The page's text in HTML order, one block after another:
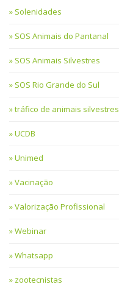
Solenidades
SOS Animais do Pantanal
SOS Animais Silvestres
SOS Rio Grande do Sul
tráfico de animais silvestres
UCDB
Unimed
Vacinação
Valorização Profissional
Webinar
Whatsapp
zootecnistas